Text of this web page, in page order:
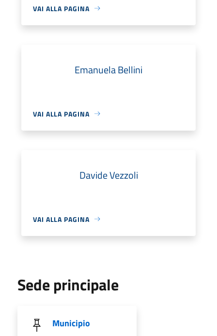
VAI ALLA PAGINA
Emanuela Bellini
VAI ALLA PAGINA
Davide Vezzoli
VAI ALLA PAGINA
Sede principale
Municipio